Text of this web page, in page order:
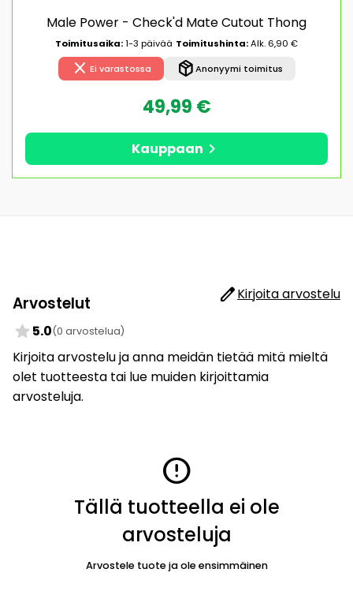
Male Power - Check'd Mate Cutout Thong
Toimitusaika:1-3 päivää Toimitushinta:Alk. 6,90 €
close Ei varastossa package_2Anonyymi toimitus
49,99 €
Kauppaan chevron_right
Arvostelut editKirjoita arvostelu
star 5.0(0 arvostelua)
Kirjoita arvostelu ja anna meidän tietää mitä mieltä
olet tuotteesta tai lue muiden kirjoittamia
arvosteluja.
error
Tällä tuotteella ei ole
arvosteluja
Arvostele tuote ja ole ensimmäinen